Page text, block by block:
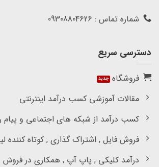
شماره تماس : 09308804626
دسترسی سریع
فروشگاه
مقالات آموزشی کسب درآمد اینترنتی
کسب درآمد از شبکه های اجتماعی و پیام
فروش فایل , اشتراک گذاری , کوتاه کننده
درآمد کلیکی , پاپ آپ , همکاری در فروش